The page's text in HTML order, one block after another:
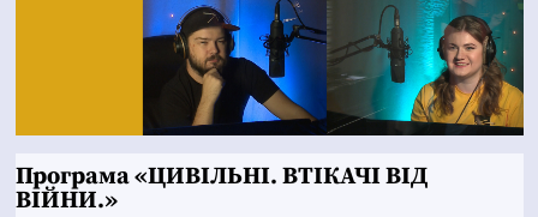
Програма «ЦИВІЛЬНІ. ВТІКАЧІ ВІД
ВІЙНИ.»